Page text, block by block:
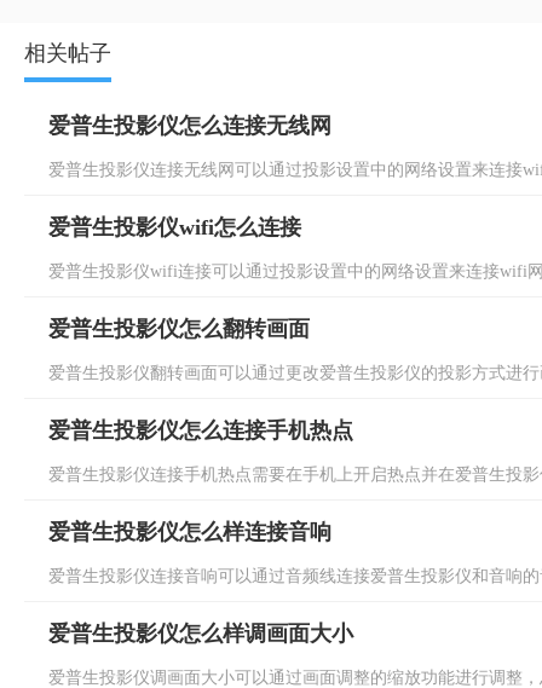
相关帖子
爱普生投影仪怎么连接无线网
爱普生投影仪连接无线网可以通过投影设置中的网络设置来连接
爱普生投影仪wifi怎么连接
爱普生投影仪wifi连接可以通过投影设置中的网络设置来连接wifi
爱普生投影仪怎么翻转画面
爱普生投影仪翻转画面可以通过更改爱普生投影仪的投影方式进
爱普生投影仪怎么连接手机热点
爱普生投影仪连接手机热点需要在手机上开启热点并在爱普生投
爱普生投影仪怎么样连接音响
爱普生投影仪连接音响可以通过音频线连接爱普生投影仪和音响
爱普生投影仪怎么样调画面大小
爱普生投影仪调画面大小可以通过画面调整的缩放功能进行调整